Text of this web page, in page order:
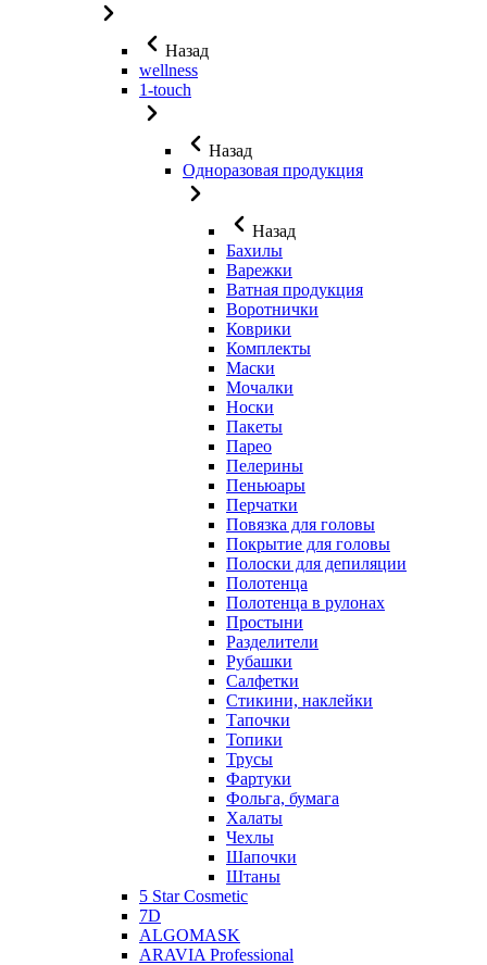
Назад
wellness
1-touch
Назад
Одноразовая продукция
Назад
Бахилы
Варежки
Ватная продукция
Воротнички
Коврики
Комплекты
Маски
Мочалки
Носки
Пакеты
Парео
Пелерины
Пеньюары
Перчатки
Повязка для головы
Покрытие для головы
Полоски для депиляции
Полотенца
Полотенца в рулонах
Простыни
Разделители
Рубашки
Салфетки
Стикини, наклейки
Тапочки
Топики
Трусы
Фартуки
Фольга, бумага
Халаты
Чехлы
Шапочки
Штаны
5 Star Cosmetic
7D
ALGOMASK
ARAVIA Professional